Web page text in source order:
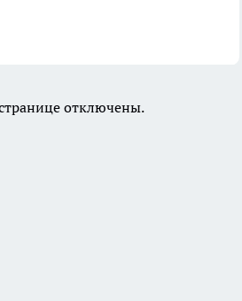
отключены.